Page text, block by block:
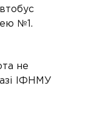
№1.
не
ІФНМУ